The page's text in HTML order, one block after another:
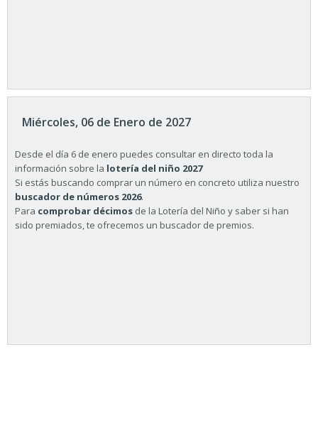
Miércoles, 06 de Enero de 2027
Desde el día 6 de enero puedes consultar en directo toda la
información sobre la lotería del niño 2027
Si estás buscando comprar un número en concreto utiliza nuestro
buscador de números 2026.
Para comprobar décimos de la Lotería del Niño y saber si han
sido premiados, te ofrecemos un buscador de premios.